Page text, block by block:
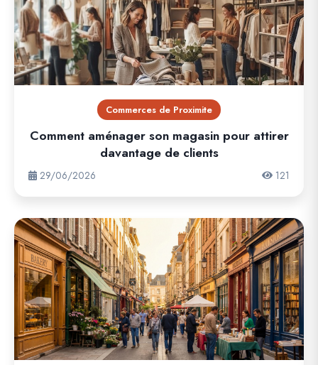
Commerces de Proximite
Comment aménager son magasin pour attirer
davantage de clients
29/06/2026 121